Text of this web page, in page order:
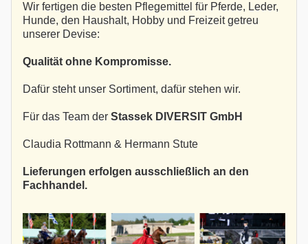
Wir fertigen die besten Pflegemittel für Pferde, Leder,
Hunde, den Haushalt, Hobby und Freizeit getreu
unserer Devise:
Qualität ohne Kompromisse.
Dafür steht unser Sortiment, dafür stehen wir.
Für das Team der Stassek DIVERSIT GmbH
Claudia Rottmann & Hermann Stute
Lieferungen erfolgen ausschließlich an den
Fachhandel.